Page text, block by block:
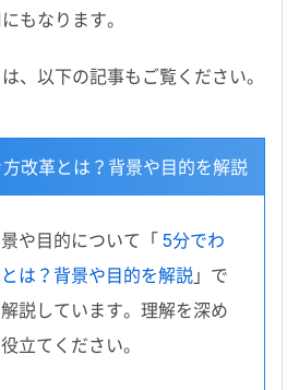
もなります。
、以下の記事もご覧ください。
改革とは？背景や目的を解説
や目的について「 5分でわ
は？背景や目的を解説 」で
説しています。理解を深め
立てください。